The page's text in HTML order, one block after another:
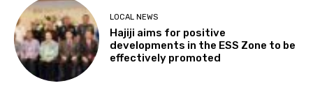
LOCAL NEWS
Hajiji aims for positive
developments in the ESS Zone to be
effectively promoted